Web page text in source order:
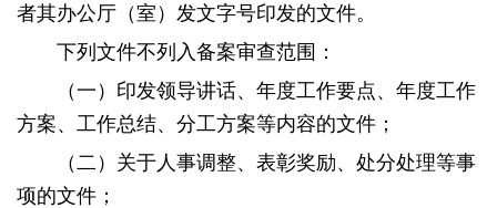
者其办公厅（室）发文字号印发的文件。
下列文件不列入备案审查范围：
（一）印发领导讲话、年度工作要点、年度工作
方案、工作总结、分工方案等内容的文件；
（二）关于人事调整、表彰奖励、处分处理等事
项的文件；